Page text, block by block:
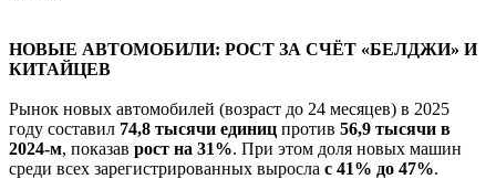
НОВЫЕ АВТОМОБИЛИ: РОСТ ЗА СЧЁТ «БЕЛДЖИ» И
КИТАЙЦЕВ
Рынок новых автомобилей (возраст до 24 месяцев) в 2025
году составил 74,8 тысячи единиц против 56,9 тысячи в
2024-м, показав рост на 31%. При этом доля новых машин
среди всех зарегистрированных выросла с 41% до 47%.